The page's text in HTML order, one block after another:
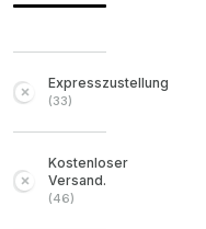
Expresszustellung
(33)
Kostenloser
Versand.
(46)